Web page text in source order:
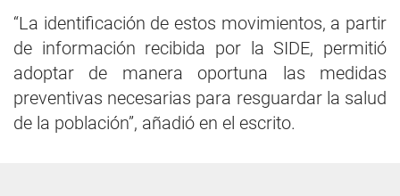
“La identificación de estos movimientos, a partir
de información recibida por la SIDE, permitió
adoptar de manera oportuna las medidas
preventivas necesarias para resguardar la salud
de la población”, añadió en el escrito.